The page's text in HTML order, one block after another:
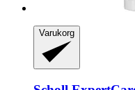
Varukorg